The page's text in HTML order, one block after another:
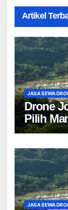
Artikel
JASA SEWA
Drone
Pilih
Drone
JASA SEWA